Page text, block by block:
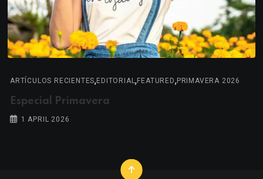
ARTÍCULOS RECIENTES,EDITORIAL,FEATURED,PRIMAVERA 2026
Especial Primavera
1 APRIL 2026